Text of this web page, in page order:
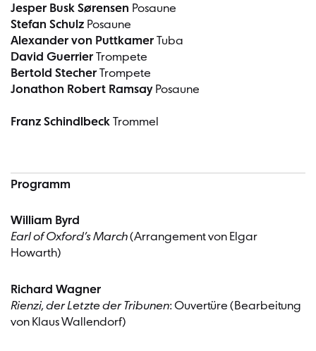
Jesper Busk Sørensen Posaune
Stefan Schulz Posaune
Alexander von Puttkamer Tuba
David Guerrier Trompete
Bertold Stecher Trompete
Jonathon Robert Ramsay Posaune
Franz Schindlbeck Trommel
Programm
William Byrd
Earl of Oxford’s March(Arrangement von Elgar
Howarth)
Richard Wagner
Rienzi, der Letzte der Tribunen: Ouvertüre (Bearbeitung
von Klaus Wallendorf)